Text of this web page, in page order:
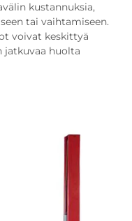
kustannuksia,
tai vaihtamiseen.
voivat keskittyä
jatkuvaa huolta